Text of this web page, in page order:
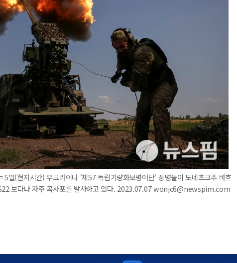
5일(현지시간) 우크라이나 '제57 독립기량화보병여단' 장병들이 도네츠크주 바흐
보다나 자주 곡사포를 발사하고 있다. 2023.07.07 wonjc6@newspim.com